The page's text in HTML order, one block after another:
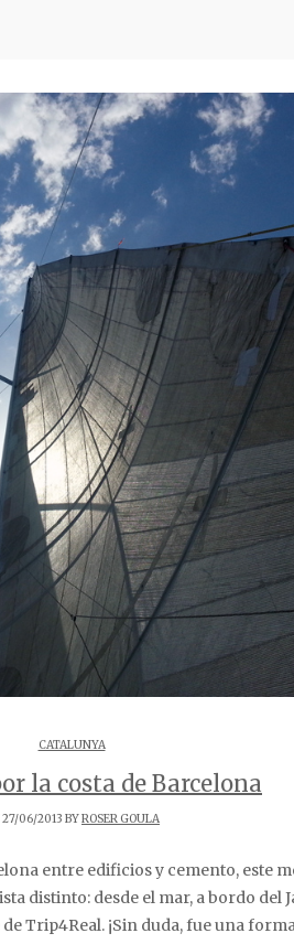
CATALUNYA
la costa de Barcelona
27/06/2013 BYROSER GOULA
distinto: desde el mar, a bordo del
Trip4Real. ¡Sin duda, fue una